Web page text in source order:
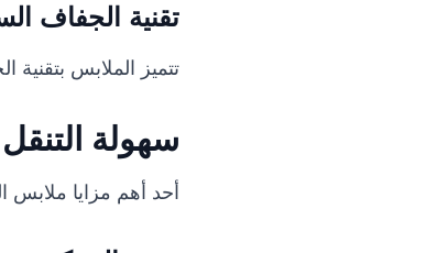
تقنية الجفاف
تتميز الملابس
سهولة التنقل
أحد أهم مزايا ملابس